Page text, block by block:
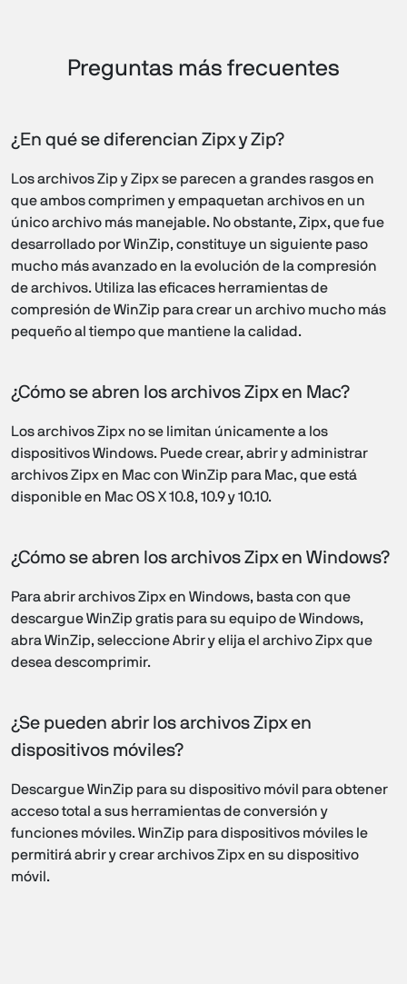
Preguntas más frecuentes
¿En qué se diferencian Zipx y Zip?
Los archivos Zip y Zipx se parecen a grandes rasgos en
que ambos comprimen y empaquetan archivos en un
único archivo más manejable. No obstante, Zipx, que fue
desarrollado por WinZip, constituye un siguiente paso
mucho más avanzado en la evolución de la compresión
de archivos. Utiliza las eficaces herramientas de
compresión de WinZip para crear un archivo mucho más
pequeño al tiempo que mantiene la calidad.
¿Cómo se abren los archivos Zipx en Mac?
Los archivos Zipx no se limitan únicamente a los
dispositivos Windows. Puede crear, abrir y administrar
archivos Zipx en Mac con WinZip para Mac, que está
disponible en Mac OS X 10.8, 10.9 y 10.10.
¿Cómo se abren los archivos Zipx en Windows?
Para abrir archivos Zipx en Windows, basta con que
descargue WinZip gratis para su equipo de Windows,
abra WinZip, seleccione Abrir y elija el archivo Zipx que
desea descomprimir.
¿Se pueden abrir los archivos Zipx en
dispositivos móviles?
Descargue WinZip para su dispositivo móvil para obtener
acceso total a sus herramientas de conversión y
funciones móviles. WinZip para dispositivos móviles le
permitirá abrir y crear archivos Zipx en su dispositivo
móvil.